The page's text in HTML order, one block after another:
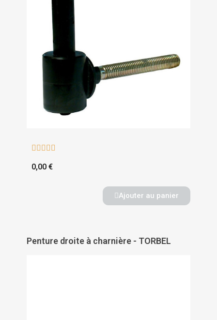
    
0,00 €
Ajouter au panier
Penture droite à charnière - TORBEL